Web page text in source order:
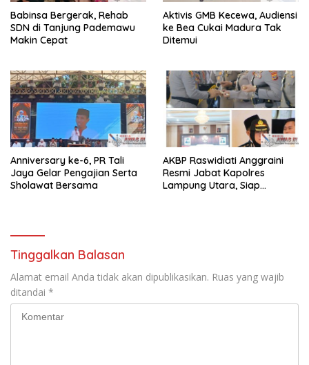
Babinsa Bergerak, Rehab
SDN di Tanjung Pademawu
Makin Cepat
Aktivis GMB Kecewa, Audiensi
ke Bea Cukai Madura Tak
Ditemui
Anniversary ke-6, PR Tali
Jaya Gelar Pengajian Serta
Sholawat Bersama
AKBP Raswidiati Anggraini
Resmi Jabat Kapolres
Lampung Utara, Siap
Tinggalkan Balasan
Alamat email Anda tidak akan dipublikasikan. Ruas yang wajib
ditandai *